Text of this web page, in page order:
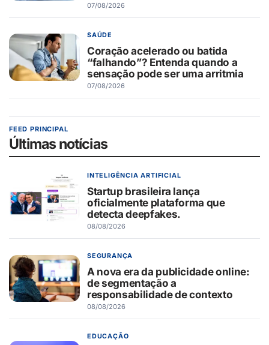
07/08/2026
SAÚDE
Coração acelerado ou batida
“falhando”? Entenda quando a
sensação pode ser uma arritmia
07/08/2026
FEED PRINCIPAL
Últimas notícias
INTELIGÊNCIA ARTIFICIAL
Startup brasileira lança
oficialmente plataforma que
detecta deepfakes.
08/08/2026
SEGURANÇA
A nova era da publicidade online:
de segmentação a
responsabilidade de contexto
08/08/2026
EDUCAÇÃO